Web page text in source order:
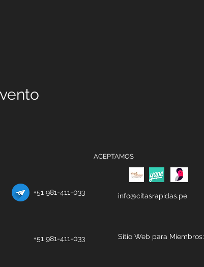
ACEPTAMOS
info@citasrapidas.pe
+51 981-411-033
+51 981-411-033 Sitio Web para Miembros: